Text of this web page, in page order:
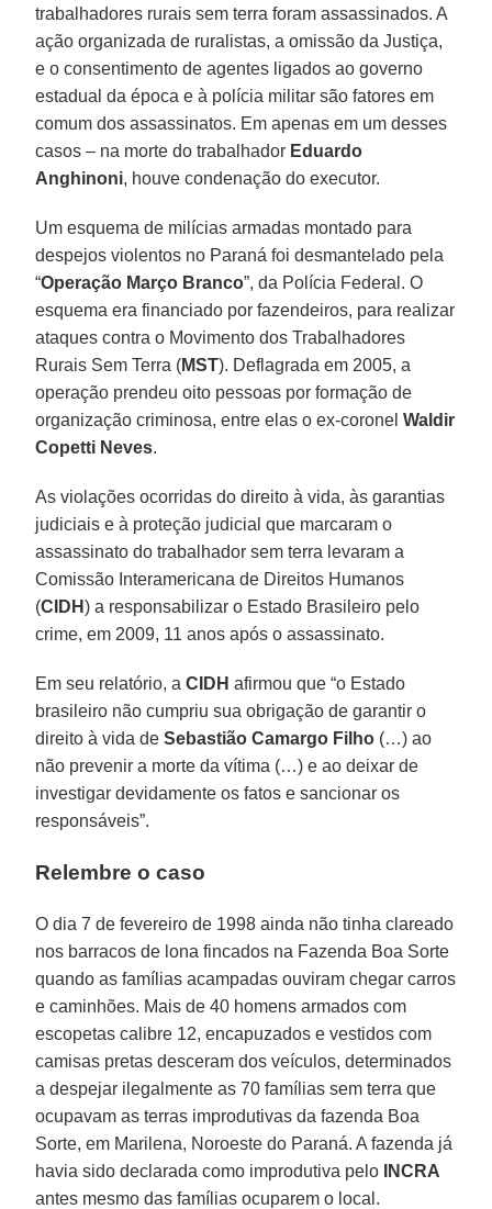
trabalhadores rurais sem terra foram assassinados. A
ação organizada de ruralistas, a omissão da Justiça,
e o consentimento de agentes ligados ao governo
estadual da época e à polícia militar são fatores em
comum dos assassinatos. Em apenas em um desses
casos – na morte do trabalhador Eduardo
Anghinoni, houve condenação do executor.
Um esquema de milícias armadas montado para
despejos violentos no Paraná foi desmantelado pela
“Operação Março Branco”, da Polícia Federal. O
esquema era financiado por fazendeiros, para realizar
ataques contra o Movimento dos Trabalhadores
Rurais Sem Terra (MST). Deflagrada em 2005, a
operação prendeu oito pessoas por formação de
organização criminosa, entre elas o ex-coronelWaldir
Copetti Neves.
As violações ocorridas do direito à vida, às garantias
judiciais e à proteção judicial que marcaram o
assassinato do trabalhador sem terra levaram a
Comissão Interamericana de Direitos Humanos
(CIDH) a responsabilizar o Estado Brasileiro pelo
crime, em 2009, 11 anos após o assassinato.
Em seu relatório, aCIDH afirmou que “o Estado
brasileiro não cumpriu sua obrigação de garantir o
direito à vida deSebastião Camargo Filho (…) ao
não prevenir a morte da vítima (…) e ao deixar de
investigar devidamente os fatos e sancionar os
responsáveis”.
Relembre o caso
O dia 7 de fevereiro de 1998 ainda não tinha clareado
nos barracos de lona fincados na Fazenda Boa Sorte
quando as famílias acampadas ouviram chegar carros
e caminhões. Mais de 40 homens armados com
escopetas calibre 12, encapuzados e vestidos com
camisas pretas desceram dos veículos, determinados
a despejar ilegalmente as 70 famílias sem terra que
ocupavam as terras improdutivas da fazenda Boa
Sorte, em Marilena, Noroeste do Paraná. A fazenda já
havia sido declarada como improdutiva pelo
INCRA
antes mesmo das famílias ocuparem o local.